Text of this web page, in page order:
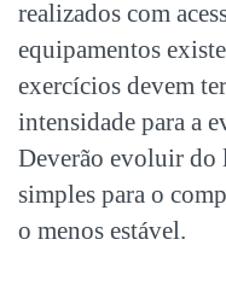
realizados com
equipamentos
exercícios devem
intensidade para a
Deverão evoluir do
simples para o
o menos estável.